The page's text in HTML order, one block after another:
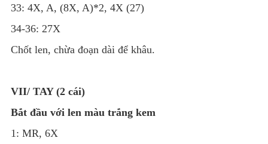
33: 4X, A, (8X, A)*2, 4X (27)
34-36: 27X
Chốt len, chừa đoạn dài để khâu.
VII/ TAY (2 cái)
Bắt đầu với len màu trắng kem
1: MR, 6X